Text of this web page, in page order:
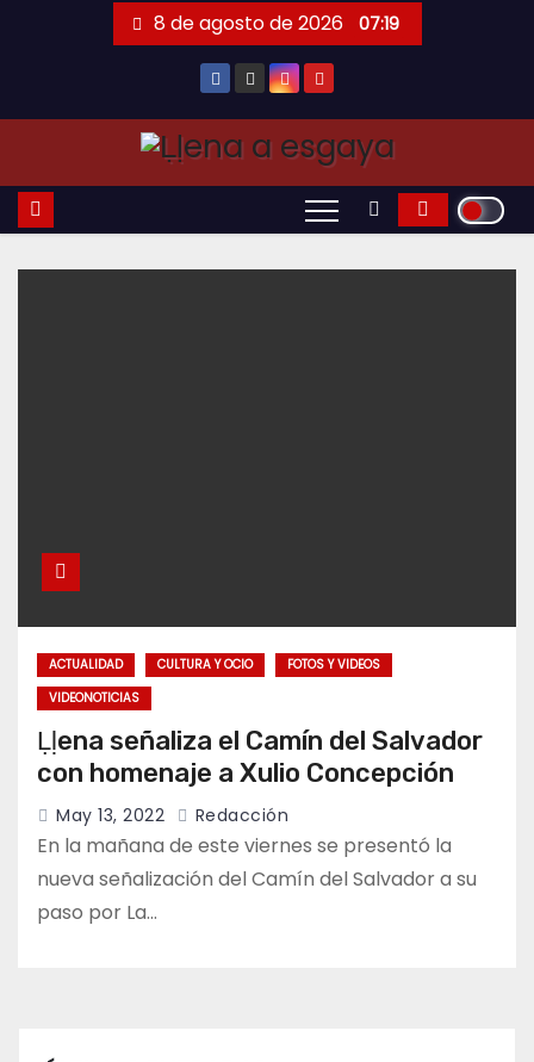
8 de agosto de 2026 07:19
ACTUALIDAD CULTURA Y OCIO
FOTOS Y VIDEOS
VIDEONOTICIAS
Ḷḷena señaliza el Camín del Salvador
con homenaje a Xulio Concepción
May 13, 2022 Redacción
En la mañana de este viernes se presentó la
nueva señalización del Camín del Salvador a su
paso por La…